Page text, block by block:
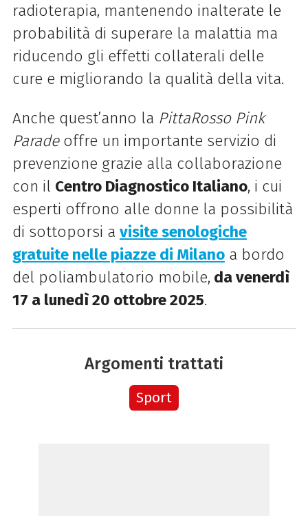
radioterapia, mantenendo inalterate le
probabilità di superare la malattia ma
riducendo gli effetti collaterali delle
cure e migliorando la qualità della vita.
Anche quest’anno la PittaRossoPink
Paradeoffre un importante servizio di
prevenzione grazie alla collaborazione
con il Centro Diagnostico Italiano, i cui
esperti offrono alle donne la possibilità
di sottoporsi a visite senologiche
gratuite nelle piazze di Milanoa bordo
del poliambulatorio mobile, da venerdì
17 a lunedì 20 ottobre 2025.
Argomenti trattati
Sport